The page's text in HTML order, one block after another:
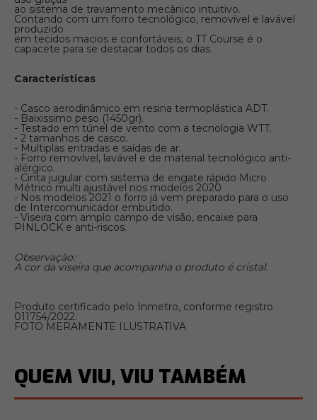
ao sistema de travamento mecânico intuitivo.
Contando com um forro tecnológico, removível e lavável
produzido
em tecidos macios e confortáveis, o TT Course é o
capacete para se destacar todos os dias.
Características
- Casco aerodinâmico em resina termoplástica ADT.
- Baixissimo peso (1450gr).
- Testado em túnel de vento com a tecnologia WTT.
- 2 tamanhos de casco.
- Multiplas entradas e saídas de ar.
- Forro removível, lavável e de material tecnológico anti-
alérgico.
- Cinta jugular com sistema de engate rápido Micro
Métrico multi ajustável nos modelos 2020
- Nos modelos 2021 o forro já vem preparado para o uso
de Intercomunicador embutido.
- Viseira com amplo campo de visão, encaixe para
PINLOCK e anti-riscos.
Observação:
A cor da viseira que acompanha o produto é cristal.
Produto certificado pelo Inmetro, conforme registro
011754/2022.
FOTO MERAMENTE ILUSTRATIVA
QUEM VIU, VIU TAMBÉM